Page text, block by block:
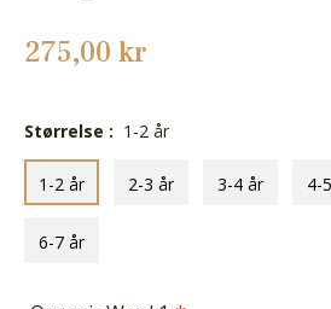
Normalpris
275,00 kr
Størrelse : 1-2 år
1-2 år 2-3 år 3-4 år 4-
6-7 år